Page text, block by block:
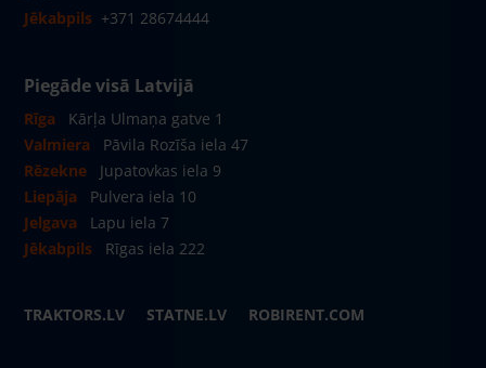
Jēkabpils +371 28674444
Piegāde visā Latvijā
Rīga
Kārļa Ulmaņa gatve 1
Valmiera
Pāvila Rozīša iela 47
Rēzekne
Jupatovkas iela 9
Liepāja
Pulvera iela 10
Jelgava
Lapu iela 7
Jēkabpils
Rīgas iela 222
TRAKTORS.LV STATNE.LV ROBIRENT.COM